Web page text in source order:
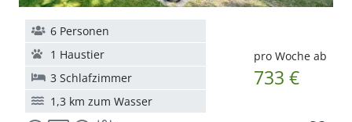
pro Woche ab
733 €
6 Personen
1 Haustier
3 Schlafzimmer
1,3 km zum Wasser